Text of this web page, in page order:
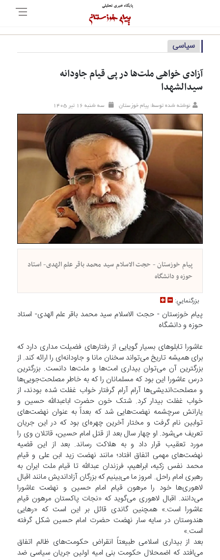
سیاسی
آزادی خواهی ملت‌ها در پی قیام جاودانه
سیدالشهدا
نوشته شده توسط: پیام خوزستان سه شنبه ۱۶ تير ۱۴۰۵
پیام خوزستان - حجت الاسلام سید محمد باقر علم الهدی- استاد
حوزه و دانشگاه
بزرگنمايي:
پیام خوزستان - حجت الاسلام سید محمد باقر علم الهدی- استاد
حوزه و دانشگاه
عاشورا تابلوهای بسیار گویایی از رفتارهای فضیلت مداری دارد که
برای همیشه تاریخ می‌تواند سخنان مانا و جاودانه‌ای را ارائه کند. از
بزرگترین آن می‌توان بیداری امت‌ها و ملت‌ها دانست. بزرگترین
درس عاشورا این بود که مسلمانان را که به خاطر مصلحت‌جویی‌ها
و مصلحت‌اندیشی‌ها آرام آرام گرفتار خواب غفلت شده بودند، از
خواب غفلت بیدار کرد. شتک خون حضرت اباعبدالله حسین و
یارانش سرچشمه نهضت‌هایی شد که بعداً به عنوان نهضت‌های
توابین نام گرفت و مختار آخرین چهره‌ای بود که در این جریان
تعریف می‌شود. او چهار سال بعد از قتل امام حسین، قاتلان وی را
مورد تعقیب قرار داد و به هلاکت رساند. بعد از این قضیه
نهضت‌های مهمی ‌اتفاق افتاد؛ مانند نهضت زید ابن علی و قیام
محمد نفس زکیه، ابراهیم، فرزندان عبدالله تا قیام ملت ایران به
رهبری امام راحل. امروز ما می‌بینیم که بزرگان آزاد‌اندیش مانند اقبال
لاهوری‌ها خود را مرهون قیام امام حسین و نهضت عاشورا
می‌دانند. اقبال لاهوری می‌گوید که «نجات پاکستان مرهون قیام
عاشورا است.» همچنین گاندی قائل بر این است که «رهایی
هندوستان در سایه سار نهضت حضرت امام حسین شکل گرفته
است.»
بعد از بیداری اسلامی ‌طبیعتاً انقراض حکومت‌های ظالم اتفاق
می‌افتد که اضمحلال حکومت بنی امیه اولین جریان سیاسی ضد